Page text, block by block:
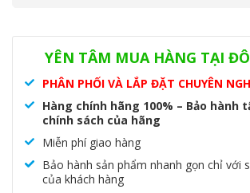
Danh mục:Tủ lạnh Panasonic
YÊN TÂM MUA HÀNG TẠI
PHÂN PHỐI VÀ LẮP ĐẶT CHUYÊN
Hàng chính hãng 100% – Bảo hành
chính sách của hãng
Miễn phí giao hàng
Bảo hành sản phẩm nhanh gọn chỉ với
của khách hàng